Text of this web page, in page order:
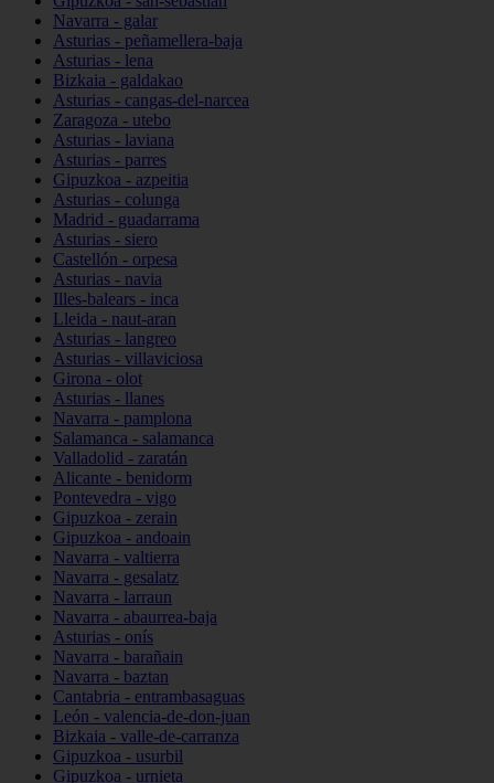
Navarra - galar
Asturias - peñamellera-baja
Asturias - lena
Bizkaia - galdakao
Asturias - cangas-del-narcea
Zaragoza - utebo
Asturias - laviana
Asturias - parres
Gipuzkoa - azpeitia
Asturias - colunga
Madrid - guadarrama
Asturias - siero
Castellón - orpesa
Asturias - navia
Illes-balears - inca
Lleida - naut-aran
Asturias - langreo
Asturias - villaviciosa
Girona - olot
Asturias - llanes
Navarra - pamplona
Salamanca - salamanca
Valladolid - zaratán
Alicante - benidorm
Pontevedra - vigo
Gipuzkoa - zerain
Gipuzkoa - andoain
Navarra - valtierra
Navarra - gesalatz
Navarra - larraun
Navarra - abaurrea-baja
Asturias - onís
Navarra - barañain
Navarra - baztan
Cantabria - entrambasaguas
León - valencia-de-don-juan
Bizkaia - valle-de-carranza
Gipuzkoa - usurbil
Gipuzkoa - urnieta